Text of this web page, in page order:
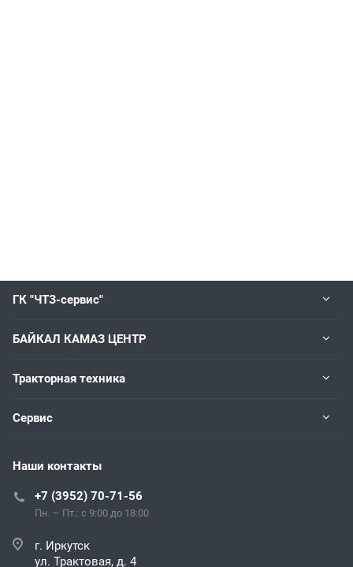
ГК "ЧТЗ-сервис"
БАЙКАЛ КАМАЗ ЦЕНТР
Тракторная техника
Сервис
Наши контакты
+7 (3952) 70-71-56
Пн. – Пт.: с 9:00 до 18:00
г. Иркутск
ул. Трактовая, д. 4